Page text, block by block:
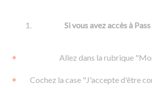
Passer l'ETM
Permis voiture
Permis remorque
d'apprentissage
De la conduite en voiture
Si vous avez accès à
Allez dans la rubrique
Cochez la case "J'accepte d'être